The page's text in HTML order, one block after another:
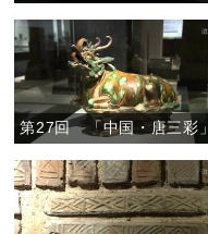
第27回 「中国・唐三彩」